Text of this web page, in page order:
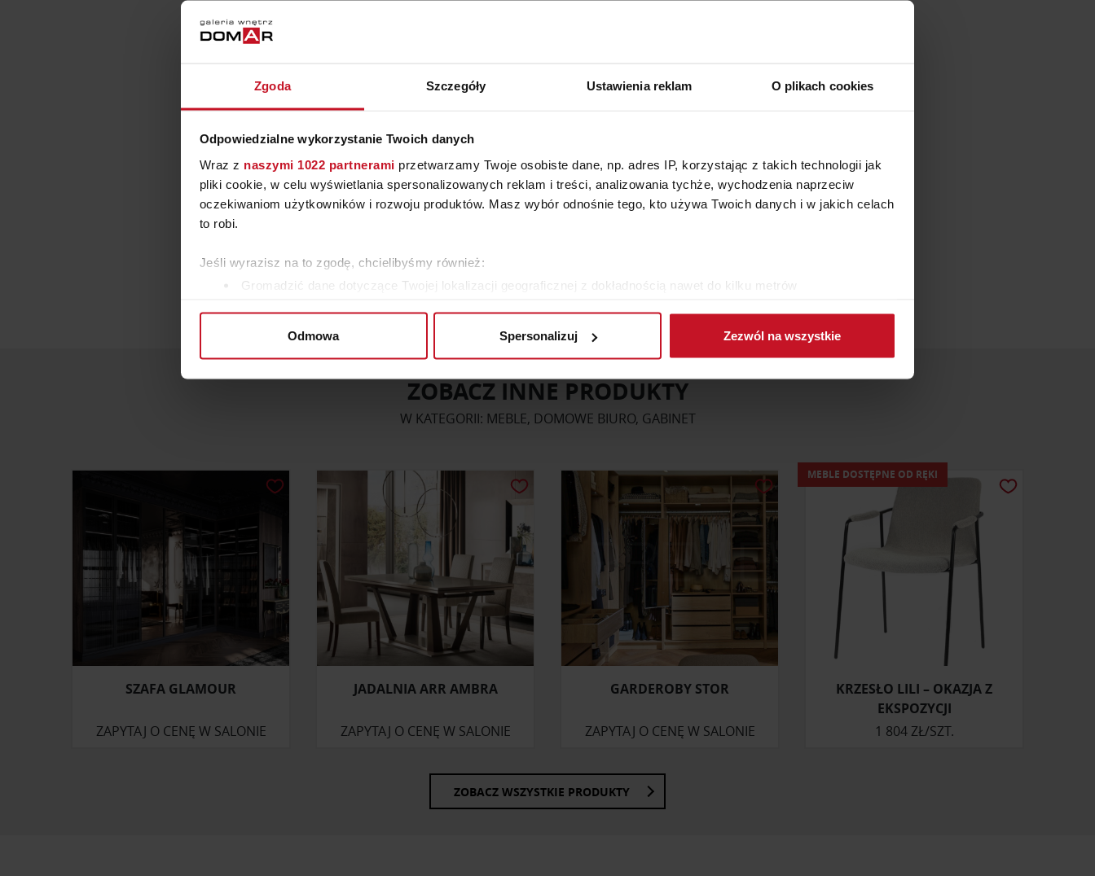
Zgoda Szczegóły Ustawienia reklam O plikach cookies
Odpowiedzialne wykorzystanie Twoich danych
Wraz z naszymi 1022 partnerami przetwarzamy Twoje osobiste dane, np. adres IP, korzystając z takich technologii jak
pliki cookie, w celu wyświetlania spersonalizowanych reklam i treści, analizowania tychże, wychodzenia naprzeciw
oczekiwaniom użytkowników i rozwoju produktów. Masz wybór odnośnie tego, kto używa Twoich danych i w jakich celach
to robi.
Jeśli wyrazisz na to zgodę, chcielibyśmy również:
Gromadzić dane dotyczące Twojej lokalizacji geograficznej z dokładnością nawet do kilku metrów
Dowiedz się więcej odnośnie tego, jak Twoje osobiste dane są przetwarzane oraz ustaw własne preferencje w
ruch w naszej witrynie. Informacje o tym, jak korzystasz z naszej witryny, udostępniamy partnerom społecznościowym,
Odmowa Spersonalizuj Zezwól na wszystkie
siedziska (regulacja góra/dół)
ekologicznej lub naturalnej
design klasy wyższej
chromowana podstawa
brązowym lub białym.
Czas oczekiwania na zamówienie to około 16 tygodni.
ZOBACZ INNE PRODUKTY
W KATEGORII: MEBLE, DOMOWE BIURO, GABINET
SZAFA GLAMOUR
ZAPYTAJ O CENĘ W SALONIE
JADALNIA ARR AMBRA
ZAPYTAJ O CENĘ W SALONIE
GARDEROBY STOR
ZAPYTAJ O CENĘ W SALONIE
KRZESŁO LILI – OKAZJA Z
EKSPOZYCJI
1 804 ZŁ/SZT.
MEBLE DOSTĘPNE OD RĘKI
ZOBACZ WSZYSTKIE PRODUKTY